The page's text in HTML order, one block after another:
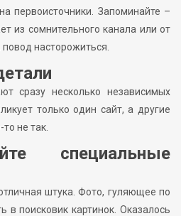
первоисточники. Запоминайте –
из сомнительного канала или от
насторожиться.
сразу несколько независимых
только один сайт, а другие
не так.
специальные
штука. Фото, гуляющее по
в поисковик картинок. Оказалось